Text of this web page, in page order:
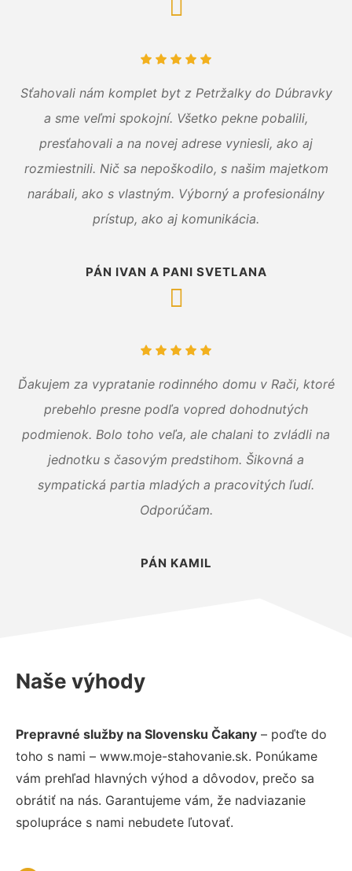
Sťahovali nám komplet byt z Petržalky do Dúbravky
a sme veľmi spokojní. Všetko pekne pobalili,
presťahovali a na novej adrese vyniesli, ako aj
rozmiestnili. Nič sa nepoškodilo, s našim majetkom
narábali, ako s vlastným. Výborný a profesionálny
prístup, ako aj komunikácia.
PÁN IVAN A PANI SVETLANA
Ďakujem za vypratanie rodinného domu v Rači, ktoré
prebehlo presne podľa vopred dohodnutých
podmienok. Bolo toho veľa, ale chalani to zvládli na
jednotku s časovým predstihom. Šikovná a
sympatická partia mladých a pracovitých ľudí.
Odporúčam.
PÁN KAMIL
Naše výhody
Prepravné služby na Slovensku Čakany – poďte do
toho s nami – www.moje-stahovanie.sk. Ponúkame
vám prehľad hlavných výhod a dôvodov, prečo sa
obrátiť na nás. Garantujeme vám, že nadviazanie
spolupráce s nami nebudete ľutovať.